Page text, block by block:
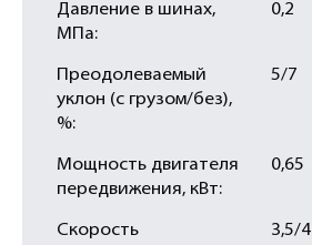
Давление в шинах,
МПа:
0,2
Преодолеваемый
уклон (с грузом/без),
%:
5/7
Мощность двигателя
передвижения, кВт:
0,65
Скорость
3,5/4